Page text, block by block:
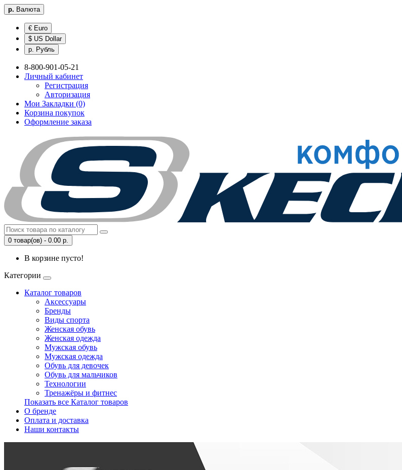
р. Валюта
€ Euro
$ US Dollar
р. Рубль
8-800-901-05-21
Личный кабинет
Регистрация
Авторизация
Мои Закладки (0)
Корзина покупок
Оформление заказа
0 товар(ов) - 0.00 р.
В корзине пусто!
Категории
Каталог товаров
Аксессуары
Бренды
Виды спорта
Женская обувь
Женская одежда
Мужская обувь
Мужская одежда
Обувь для девочек
Обувь для мальчиков
Технологии
Тренажёры и фитнес
Показать все Каталог товаров
О бренде
Оплата и доставка
Наши контакты